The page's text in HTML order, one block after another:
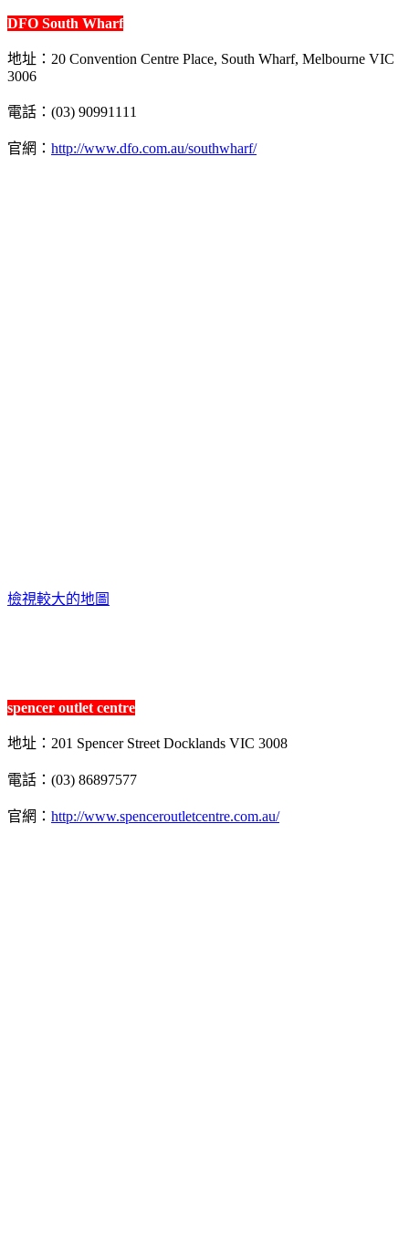
DFO South Wharf
地址：20 Convention Centre Place, South Wharf, Melbourne VIC
3006
電話：(03) 90991111
官網： http://www.dfo.com.au/southwharf/
檢視較大的地圖
spencer outlet centre
地址：201 Spencer Street Docklands VIC 3008
電話：(03) 86897577
官網： http://www.spenceroutletcentre.com.au/